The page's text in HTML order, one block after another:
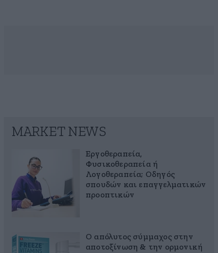
MARKET NEWS
Εργοθεραπεία,
Φυσικοθεραπεία ή
Λογοθεραπεία; Οδηγός
σπουδών και επαγγελματικών
προοπτικών
Ο απόλυτος σύμμαχος στην
αποτοξίνωση & την ορμονική